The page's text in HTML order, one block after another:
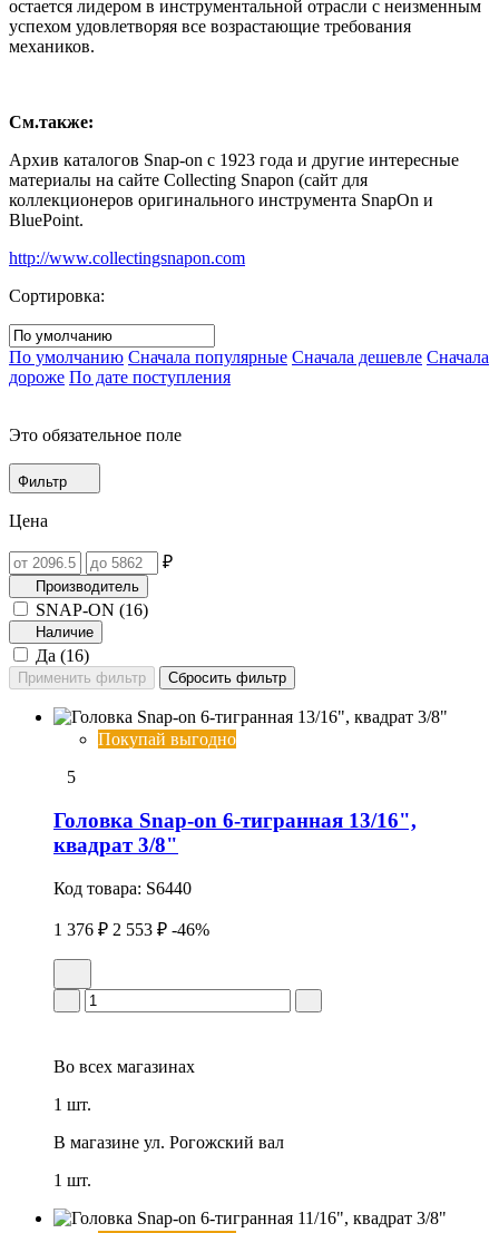
остается лидером в инструментальной отрасли с неизменным
успехом удовлетворяя все возрастающие требования
механиков.
См.также:
Архив каталогов Snap-on с 1923 года и другие интересные
материалы на сайте Collecting Snapon (сайт для
коллекционеров оригинального инструмента SnapOn и
BluePoint.
http://www.collectingsnapon.com
Сортировка:
По умолчанию Сначала популярные Сначала дешевле Сначала
дороже По дате поступления
Это обязательное поле
Фильтр
Цена
₽
Производитель
SNAP-ON (16)
Наличие
Да (16)
Покупай выгодно
5
Головка Snap-on 6-тигранная 13/16",
квадрат 3/8"
Код товара: S6440
1 376 ₽ 2 553 ₽ -46%
Во всех магазинах
1 шт.
В магазине ул. Рогожский вал
1 шт.